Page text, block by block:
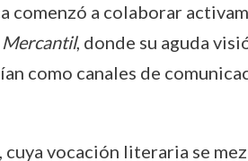
a colaborar
, donde su aguda
como canales de
vocación literaria se